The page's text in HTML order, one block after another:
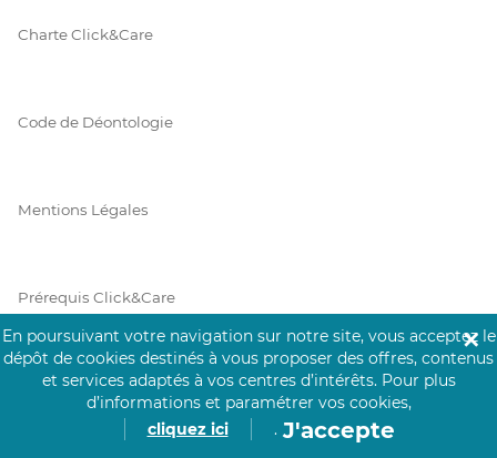
Charte Click&Care
Code de Déontologie
Mentions Légales
Prérequis Click&Care
Protection des Données
En poursuivant votre navigation sur notre site, vous acceptez le
dépôt de cookies destinés à vous proposer des offres, contenus
et services adaptés à vos centres d’intérêts. Pour plus
d’informations et paramétrer vos cookies,
cliquez ici
. J'accepte
✕